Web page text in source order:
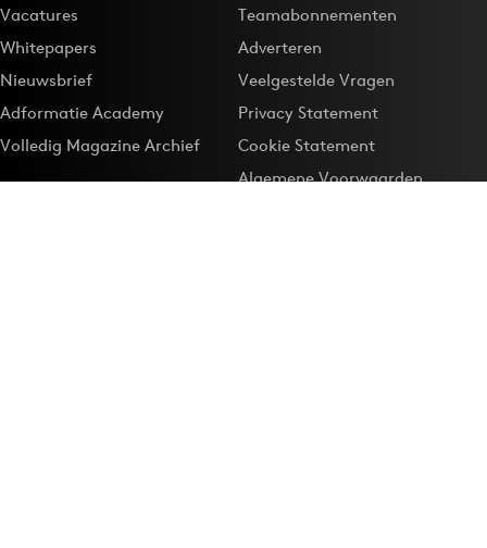
Vacatures
Whitepapers
Nieuwsbrief
Adformatie Academy
Volledig Magazine Archief
Teamabonnementen
Adverteren
Veelgestelde Vragen
Privacy Statement
Cookie Statement
Algemene Voorwaarden